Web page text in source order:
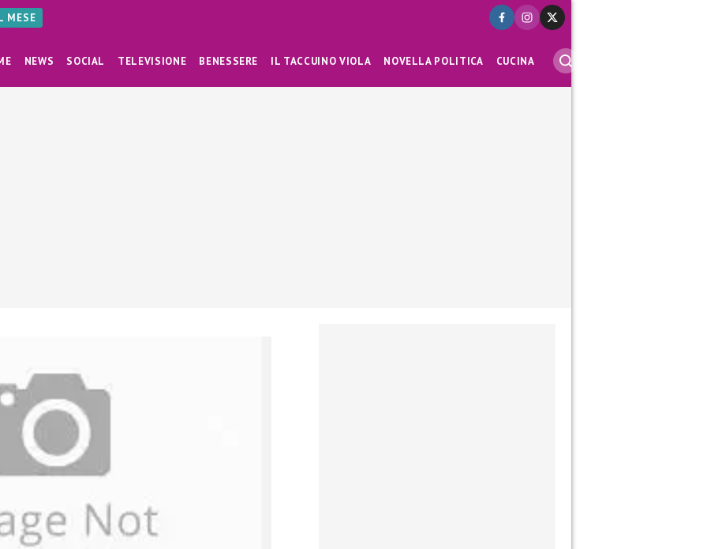
MESE
NEWS SOCIAL TELEVISIONE BENESSERE IL TACCUINO VIOLA NOVELLA POLITICA CUCINA